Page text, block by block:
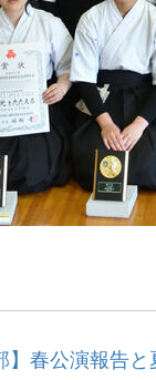
春公演報告と